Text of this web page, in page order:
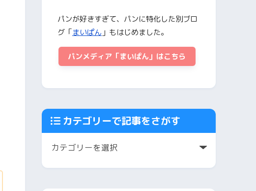
パンが好きすぎて、パンに特化した別ブロ
グ「まいぱん 」もはじめました。
パンメディア「まいぱん」はこちら
カテゴリーで記事をさがす